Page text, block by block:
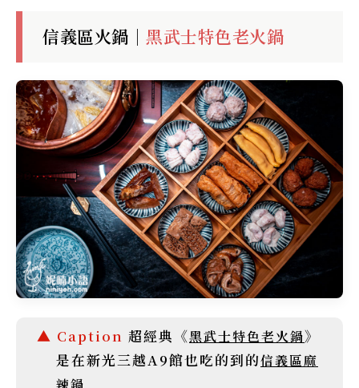
信義區火鍋｜黑武士特色老火鍋
超經典《黑武士特色老火鍋》
是在新光三越A9館也吃的到的信義區麻
辣鍋